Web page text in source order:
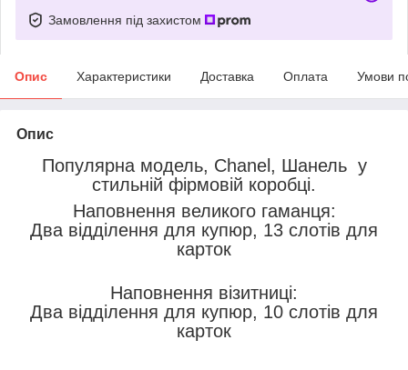
Замовлення під захистом
Опис Характеристики Доставка Оплата Умови
Опис
Популярна модель, Chanel, Шанель у
стильній фірмовій коробці.
Наповнення великого гаманця:
Два відділення для купюр, 13 слотів для
карток
Наповнення візитниці:
Два відділення для купюр, 10 слотів для
карток